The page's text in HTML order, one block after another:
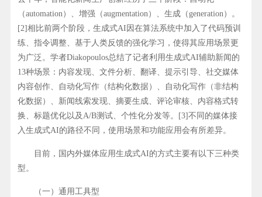
（automation）、增强（augmentation）、生成（generation）。
[2]相比前两个阶段，生成式AI因在算法系统中加入了代码预训
练、指令调整、基于人类反馈的强化学习，使得其应用场景更
为广泛。学者Diakopoulos总结了记者利用生成式AI辅助新闻的
13种场景：内容发现、文件分析、翻译、提示引导、社交媒体
内容创作、自动化写作（结构化数据）、自动化写作（非结构
化数据）、新闻线索发现、摘要生成、评论审核、内容格式转
换、标题优化以及A/B测试、个性化分发等。[3]不同的媒体接
入生成式AI的路径不同，使用场景和功能应用会有所差异。
目前，国内外媒体应用生成式AI的方式主要有以下三种类
型。
（一）通用工具型